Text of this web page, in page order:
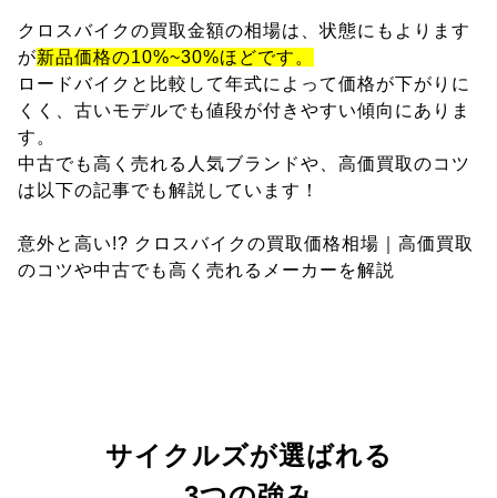
クロスバイクの買取金額の相場は、状態にもよります
が新品価格の10%~30%ほどです。
ロードバイクと比較して年式によって価格が下がりに
くく、古いモデルでも値段が付きやすい傾向にありま
す。
中古でも高く売れる人気ブランドや、高価買取のコツ
は以下の記事でも解説しています！
意外と高い!? クロスバイクの買取価格相場｜高価買取
のコツや中古でも高く売れるメーカーを解説
サイクルズが選ばれる